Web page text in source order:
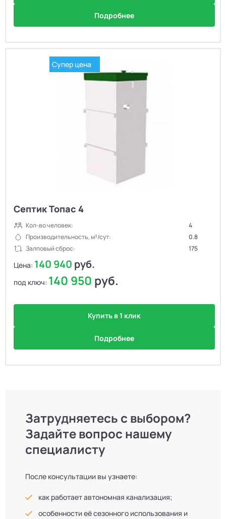
Подробнее
Супер цена
Септик Топас 4
Кол-во человек:
4
Производительность, м³/сут:
0.8
Залповый сброс:
175
Цена: 140 940 руб.
под ключ: 140 950 руб.
Купить в 1 клик
Подробнее
Затрудняетесь с выбором?
Задайте вопрос нашему
специалисту
После консультации вы узнаете:
как работает автономная канализация;
особенности её сезонного использования и